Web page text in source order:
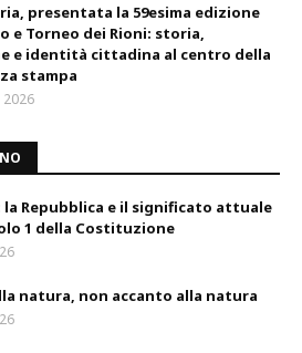
presentata la 59esima edizione
e Torneo dei Rioni: storia,
e identità cittadina al centro della
stampa
la Repubblica e il significato attuale
1 della Costituzione
natura, non accanto alla natura